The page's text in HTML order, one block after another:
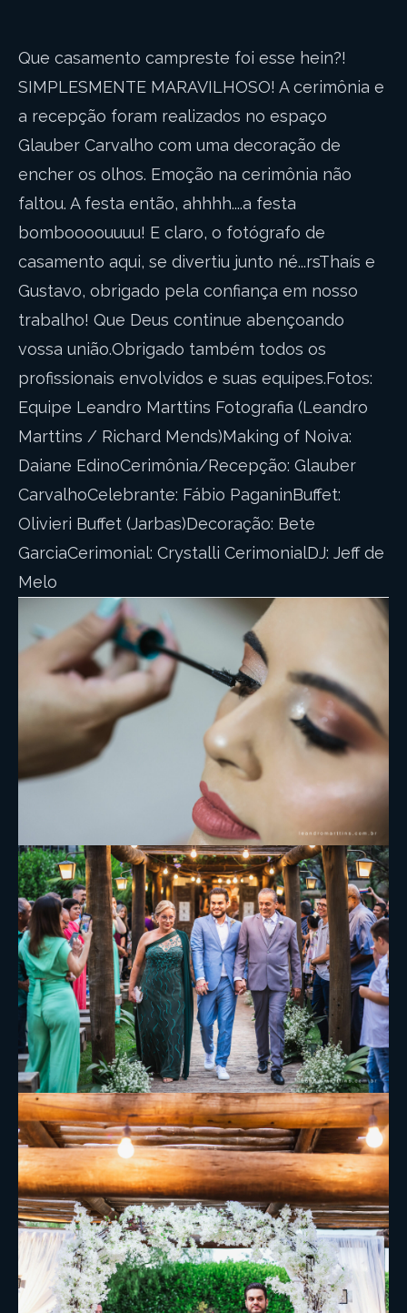
Que casamento campreste foi esse hein?!
SIMPLESMENTE MARAVILHOSO! A cerimônia e
a recepção foram realizados no espaço
Glauber Carvalho com uma decoração de
encher os olhos. Emoção na cerimônia não
faltou. A festa então, ahhhh....a festa
bomboooouuuu! E claro, o fotógrafo de
casamento aqui, se divertiu junto né...rsThaís e
Gustavo, obrigado pela confiança em nosso
trabalho! Que Deus continue abençoando
vossa união.Obrigado também todos os
profissionais envolvidos e suas equipes.Fotos:
Equipe Leandro Marttins Fotografia (Leandro
Marttins / Richard Mends)Making of Noiva:
Daiane EdinoCerimônia/Recepção: Glauber
CarvalhoCelebrante: Fábio PaganinBuffet:
Olivieri Buffet (Jarbas)Decoração: Bete
GarciaCerimonial: Crystalli CerimonialDJ: Jeff de
Melo